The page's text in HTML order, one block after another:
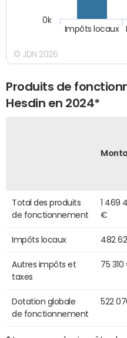
Impôts locaux
0k
© JDN 2026
Produits de
Hesdin en 2024*
Total des produits
de fonctionnement
1 469
€
Impôts locaux 482
Autres impôts et
taxes
75 310
Dotation globale
de fonctionnement
522